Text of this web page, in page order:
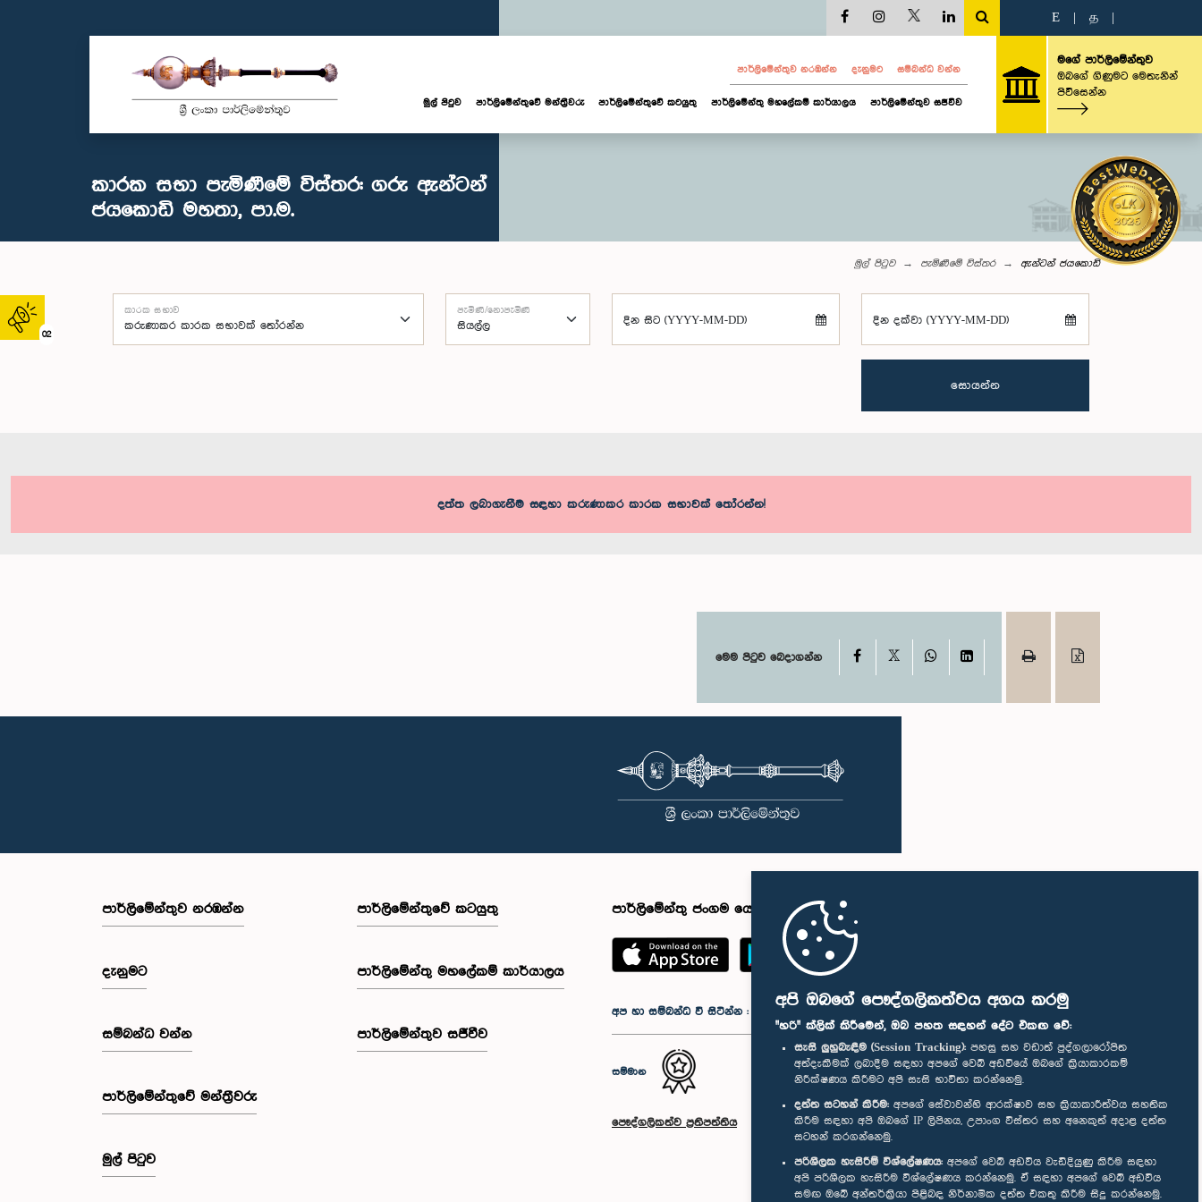
අපි ඔබගේ පෞද්ගලිකත්වය අගය කරමු
"හරි" ක්ලික් කිරීමෙන්, ඔබ පහත සඳහන් දේට එකඟ වේ:
සැසි ලුහුබැඳීම (Session Tracking): පහසු සහ වඩාත් පුද්ගලාරෝපිත
අත්දැකීමක් ලබාදීම සඳහා අපගේ වෙබ් අඩවියේ ඔබගේ ක්‍රියාකාරකම්
නිරීක්ෂණය කිරීමට අපි සැසි භාවිතා කරන්නෙමු.
දත්ත සටහන් කිරීම: අපගේ සේවාවන්හි ආරක්ෂාව සහ ක්‍රියාකාරීත්වය සහතික
කිරීම සඳහා අපි ඔබගේ IP ලිපිනය, උපාංග විස්තර සහ අනෙකුත් අදාළ දත්ත
සටහන් කරගන්නෙමු.
පරිශීලක හැසිරීම් විශ්ලේෂණය: අපගේ වෙබ් අඩවිය වැඩිදියුණු කිරීම සඳහා
අපි පරිශීලක හැසිරීම විශ්ලේෂණය කරන්නෙමු. ඒ සඳහා අපගේ වෙබ් අඩවිය
සමඟ ඔබේ අන්තර්ක්‍රියා පිළිබඳ නිර්නාමික දත්ත එකතු කිරීම සිදු කරන්නෙමු.
02
E த
පාර්ලි‌මේන්තුව නරඹන්න දැනුමට සම්බන්ධ වන්න
මුල් පිටුව පාර්ලි‌මේන්තුවේ මන්ත්‍රීවරු පාර්ලිමේන්තුවේ කටයුතු පාර්ලිමේන්තු මහලේකම් කාර්යාලය පාර්ලිමේන්තුව සජීවීව
මගේ පාර්ලිමේන්තුව
ඔබගේ ගිණුමට මෙතැනින්
පිවිසෙන්න
කාරක සභා පැමිණීමේ විස්තර: ගරු ඇන්ටන්
ජයකොඩි මහතා, පා.ම.
මුල් පිටුව පැමිණීමේ විස්තර ඇන්ටන් ජයකොඩි
කාරක සභාව පැමිණි/නොපැමිණි
දින සිට (YYYY-MM-DD) දින දක්වා (YYYY-MM-DD)
සොයන්න
දත්ත ලබාගැනීම සඳහා කරුණාකර කාරක සභාවක් තෝරන්න!
මෙම පිටුව බෙදාගන්න Facebook WhatsAppLinkedIn
පාර්ලි‌මේන්තුව නරඹන්න
දැනුමට
සම්බන්ධ වන්න
පාර්ලි‌මේන්තුවේ මන්ත්‍රීවරු
මුල් පිටුව
පාර්ලිමේන්තුවේ කටයුතු
පාර්ලිමේන්තු මහලේකම් කාර්යාලය
පාර්ලිමේන්තුව සජීවීව
පාර්ලිමේන්තු ජංගම යෙදුම
අප හා සම්බන්ධ වී සිටින්න :
සම්මාන
පෞද්ගලිකත්ව ප්‍රතිපත්තිය